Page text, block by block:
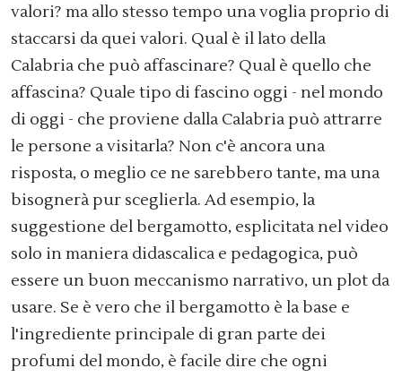
valori? ma allo stesso tempo una voglia proprio di
staccarsi da quei valori. Qual è il lato della
Calabria che può affascinare? Qual è quello che
affascina? Quale tipo di fascino oggi - nel mondo
di oggi - che proviene dalla Calabria può attrarre
le persone a visitarla? Non c'è ancora una
risposta, o meglio ce ne sarebbero tante, ma una
bisognerà pur sceglierla. Ad esempio, la
suggestione del bergamotto, esplicitata nel video
solo in maniera didascalica e pedagogica, può
essere un buon meccanismo narrativo, un plot da
usare. Se è vero che il bergamotto è la base e
l'ingrediente principale di gran parte dei
profumi del mondo, è facile dire che ogni